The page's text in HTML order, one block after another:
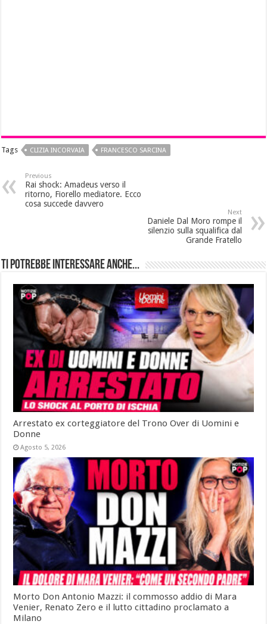
Tags CLIZIA INCORVAIA FRANCESCO SARCINA
Previous
Rai shock: Amadeus verso il
ritorno, Fiorello mediatore. Ecco
cosa succede davvero
Next
Daniele Dal Moro rompe il
silenzio sulla squalifica dal
Grande Fratello
Ti potrebbe interessare anche...
Arrestato ex corteggiatore del Trono Over di Uomini e
Donne
Agosto 5, 2026
Morto Don Antonio Mazzi: il commosso addio di Mara
Venier, Renato Zero e il lutto cittadino proclamato a
Milano